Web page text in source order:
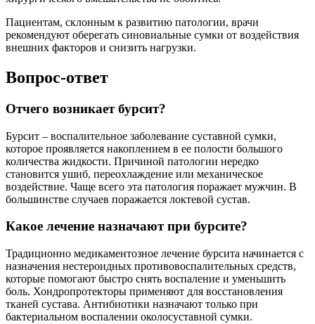
Пациентам, склонным к развитию патологии, врачи
рекомендуют оберегать синовиальные сумки от воздействия
внешних факторов и снизить нагрузки.
Вопрос-ответ
Отчего возникает бурсит?
Бурсит – воспалительное заболевание суставной сумки,
которое проявляется накоплением в ее полости большого
количества жидкости. Причиной патологии нередко
становится ушиб, переохлаждение или механическое
воздействие. Чаще всего эта патология поражает мужчин. В
большинстве случаев поражается локтевой сустав.
Какое лечение назначают при бурсите?
Традиционно медикаментозное лечение бурсита начинается с
назначения нестероидных противовоспалительных средств,
которые помогают быстро снять воспаление и уменьшить
боль. Хондропротекторы применяют для восстановления
тканей сустава. Антибиотики назначают только при
бактериальном воспалении околосуставной сумки.